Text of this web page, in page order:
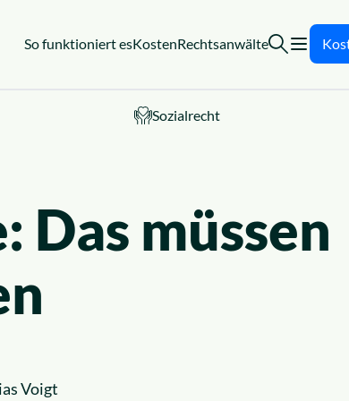
So funktioniert esKostenRechtsanwälte
Sozialrecht
Das müssen
Voigt